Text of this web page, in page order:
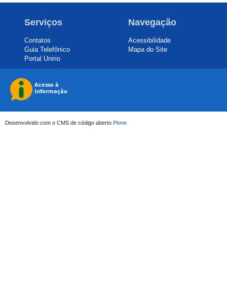
Serviços
Contatos
Guia Telefônico
Portal Unirio
Navegação
Acessibilidade
Mapa do Site
Desenvolvido com o CMS de código aberto Plone